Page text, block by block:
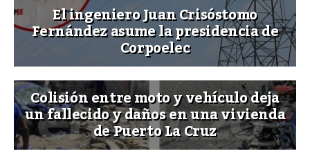
El ingeniero Juan Crisóstomo
Fernández asume la presidencia de
Corpoelec
Colisión entre moto y vehículo deja
un fallecido y daños en una vivienda
de Puerto La Cruz